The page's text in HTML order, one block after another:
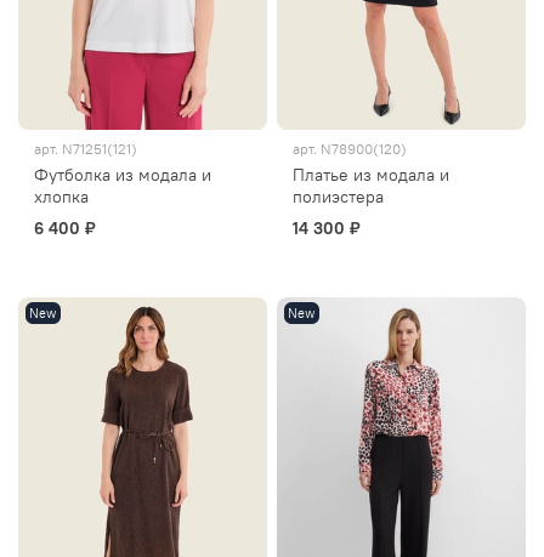
арт. N71251(121)
Футболка из модала и
хлопка
6 400 ₽
арт. N78900(120)
Платье из модала и
полиэстера
14 300 ₽
New New